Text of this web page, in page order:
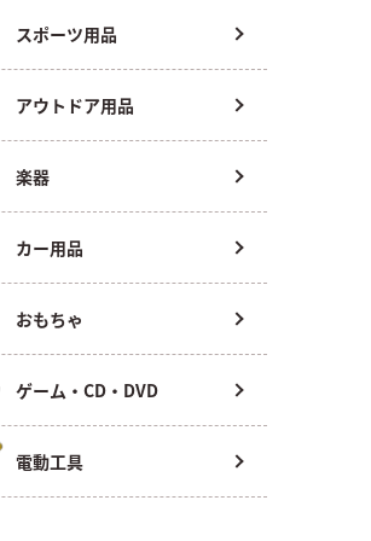
スポーツ用品
アウトドア用品
楽器
カー用品
おもちゃ
ゲーム・CD・DVD
電動工具